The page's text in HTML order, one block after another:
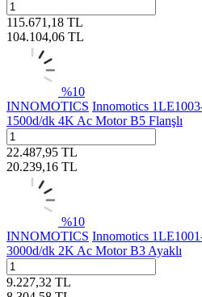
115.671,18 TL
104.104,06 TL
%10
INNOMOTICS Innomotics
1500d/dk 4K Ac Motor B5 Flanşlı
22.487,95 TL
20.239,16 TL
%10
INNOMOTICS Innomotics
3000d/dk 2K Ac Motor B3 Ayaklı
9.227,32 TL